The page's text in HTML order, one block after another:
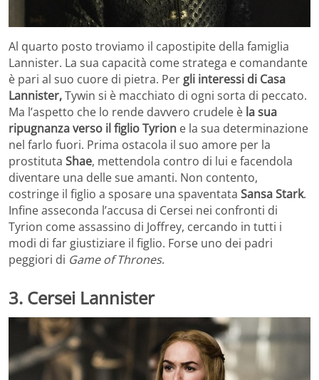
Al quarto posto troviamo il capostipite della famiglia
Lannister. La sua capacità come stratega e comandante
è pari al suo cuore di pietra. Per gli interessi di Casa
Lannister,Tywin si è macchiato di ogni sorta di peccato.
Ma l’aspetto che lo rende davvero crudele è la sua
ripugnanza verso il figlio Tyrion e la sua determinazione
nel farlo fuori. Prima ostacola il suo amore per la
prostituta Shae, mettendola contro di lui e facendola
diventare una delle sue amanti. Non contento,
costringe il figlio a sposare una spaventata Sansa Stark.
Infine asseconda l’accusa di Cersei nei confronti di
Tyrion come assassino di Joffrey, cercando in tutti i
modi di far giustiziare il figlio. Forse uno dei padri
peggiori di Game of Thrones.
3. Cersei Lannister